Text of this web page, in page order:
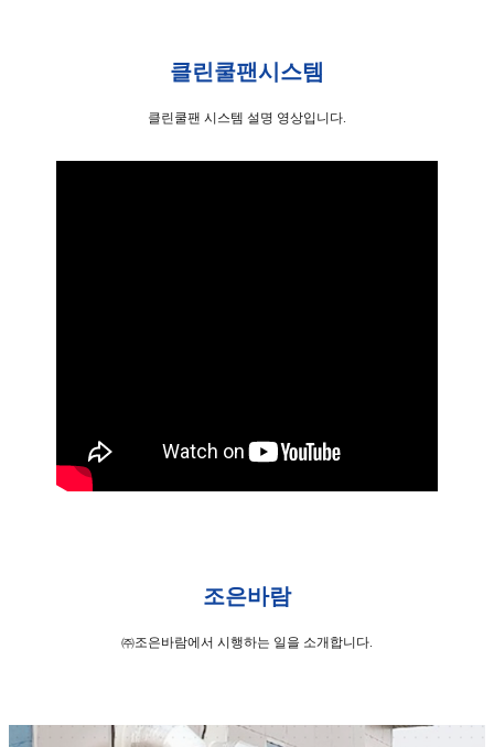
클린쿨팬시스템
클린쿨팬 시스템 설명 영상입니다.
조은바람
㈜조은바람에서 시행하는 일을 소개합니다.